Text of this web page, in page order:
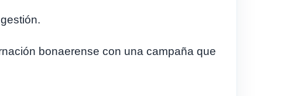
bonaerense con una campaña que